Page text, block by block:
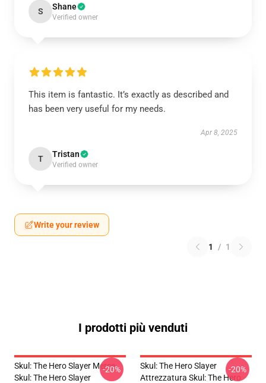
S Shane
Verified owner
This item is fantastic. It’s exactly as described and
has been very useful for my needs.
Apr 8, 2025
T Tristan
Verified owner
Write your review
1 / 1
I prodotti più venduti
Skul: The Hero Slayer Merce
Skul: The Hero Slayer
-20%
Skul: The Hero Slayer
Attrezzatura Skul: The Hero
-20%